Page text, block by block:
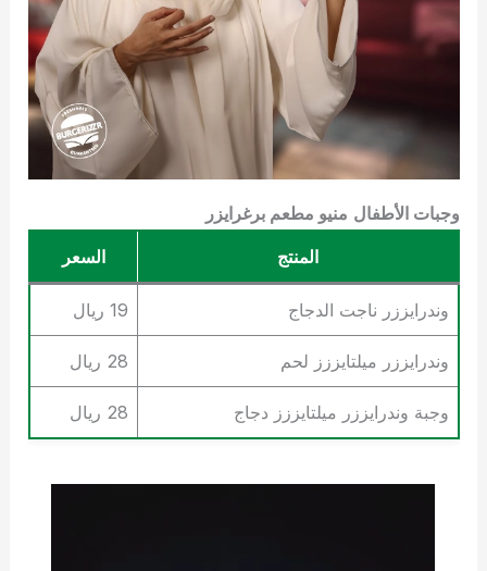
وجبات الأطفال منيو مطعم برغرايزر
المنتج
السعر
وندرايززر ناجت الدجاج 19 ريال
وندرايززر ميلتايززز لحم 28 ريال
وجبة وندرايززر ميلتايززز دجاج 28 ريال